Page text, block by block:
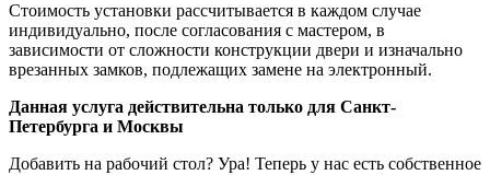
Стоимость установки рассчитывается в каждом случае
индивидуально, после согласования с мастером, в
зависимости от сложности конструкции двери и изначально
врезанных замков, подлежащих замене на электронный.
Данная услуга действительна только для Санкт-
Петербурга и Москвы
Добавить на рабочий стол? Ура! Теперь у нас есть собственное